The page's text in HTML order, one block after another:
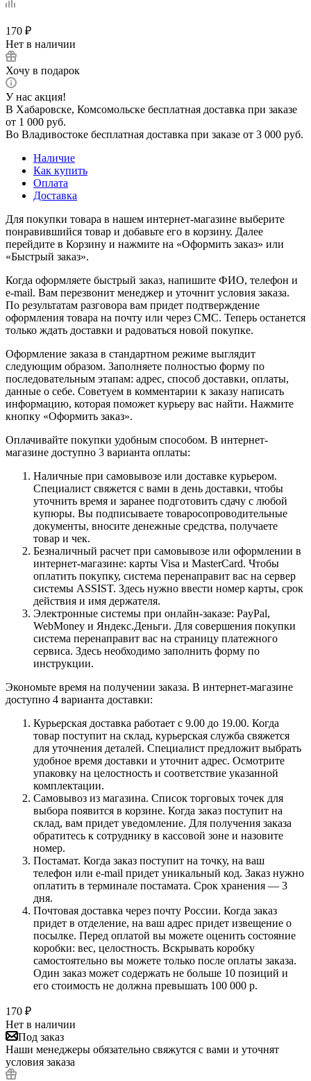
170 ₽
Нет в наличии
Хочу в подарок
У нас акция!
В Хабаровске, Комсомольске бесплатная доставка при заказе
от 1 000 руб.
Во Владивостоке бесплатная доставка при заказе от 3 000 руб.
Наличие
Как купить
Оплата
Доставка
Для покупки товара в нашем интернет-магазине выберите
понравившийся товар и добавьте его в корзину. Далее
перейдите в Корзину и нажмите на «Оформить заказ» или
«Быстрый заказ».
Когда оформляете быстрый заказ, напишите ФИО, телефон и
e-mail. Вам перезвонит менеджер и уточнит условия заказа.
По результатам разговора вам придет подтверждение
оформления товара на почту или через СМС. Теперь останется
только ждать доставки и радоваться новой покупке.
Оформление заказа в стандартном режиме выглядит
следующим образом. Заполняете полностью форму по
последовательным этапам: адрес, способ доставки, оплаты,
данные о себе. Советуем в комментарии к заказу написать
информацию, которая поможет курьеру вас найти. Нажмите
кнопку «Оформить заказ».
Оплачивайте покупки удобным способом. В интернет-
магазине доступно 3 варианта оплаты:
Наличные при самовывозе или доставке курьером.
Специалист свяжется с вами в день доставки, чтобы
уточнить время и заранее подготовить сдачу с любой
купюры. Вы подписываете товаросопроводительные
документы, вносите денежные средства, получаете
товар и чек.
Безналичный расчет при самовывозе или оформлении в
интернет-магазине: карты Visa и MasterCard. Чтобы
оплатить покупку, система перенаправит вас на сервер
системы ASSIST. Здесь нужно ввести номер карты, срок
действия и имя держателя.
Электронные системы при онлайн-заказе: PayPal,
WebMoney и Яндекс.Деньги. Для совершения покупки
система перенаправит вас на страницу платежного
сервиса. Здесь необходимо заполнить форму по
инструкции.
Экономьте время на получении заказа. В интернет-магазине
доступно 4 варианта доставки:
Курьерская доставка работает с 9.00 до 19.00. Когда
товар поступит на склад, курьерская служба свяжется
для уточнения деталей. Специалист предложит выбрать
удобное время доставки и уточнит адрес. Осмотрите
упаковку на целостность и соответствие указанной
комплектации.
Самовывоз из магазина. Список торговых точек для
выбора появится в корзине. Когда заказ поступит на
склад, вам придет уведомление. Для получения заказа
обратитесь к сотруднику в кассовой зоне и назовите
номер.
Постамат. Когда заказ поступит на точку, на ваш
телефон или e-mail придет уникальный код. Заказ нужно
оплатить в терминале постамата. Срок хранения — 3
дня.
Почтовая доставка через почту России. Когда заказ
придет в отделение, на ваш адрес придет извещение о
посылке. Перед оплатой вы можете оценить состояние
коробки: вес, целостность. Вскрывать коробку
самостоятельно вы можете только после оплаты заказа.
Один заказ может содержать не больше 10 позиций и
его стоимость не должна превышать 100 000 р.
170 ₽
Нет в наличии
Под заказ
Наши менеджеры обязательно свяжутся с вами и уточнят
условия заказа